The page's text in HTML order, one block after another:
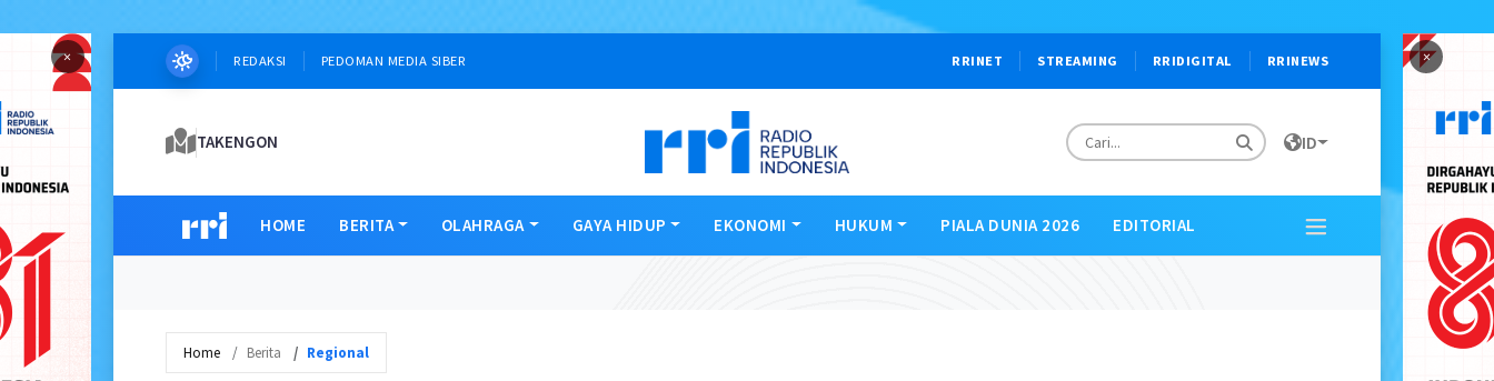
× ×
REDAKSI PEDOMAN MEDIA SIBER RRINET STREAMING RRIDIGITAL RRINEWS
TAKENGON ID
HOME BERITA OLAHRAGA GAYA HIDUP EKONOMI HUKUM PIALA DUNIA 2026 EDITORIAL
Home Berita Regional